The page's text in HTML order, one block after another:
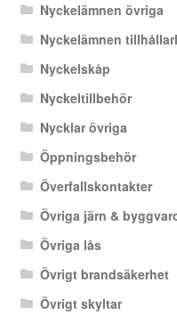
Nyckelämnen övriga
Nyckelämnen
Nyckelskåp
Nyckeltillbehör
Nycklar övriga
Öppningsbehör
Överfallskontakter
Övriga järn &
Övriga lås
Övrigt brandsäkerhet
Övrigt skyltar